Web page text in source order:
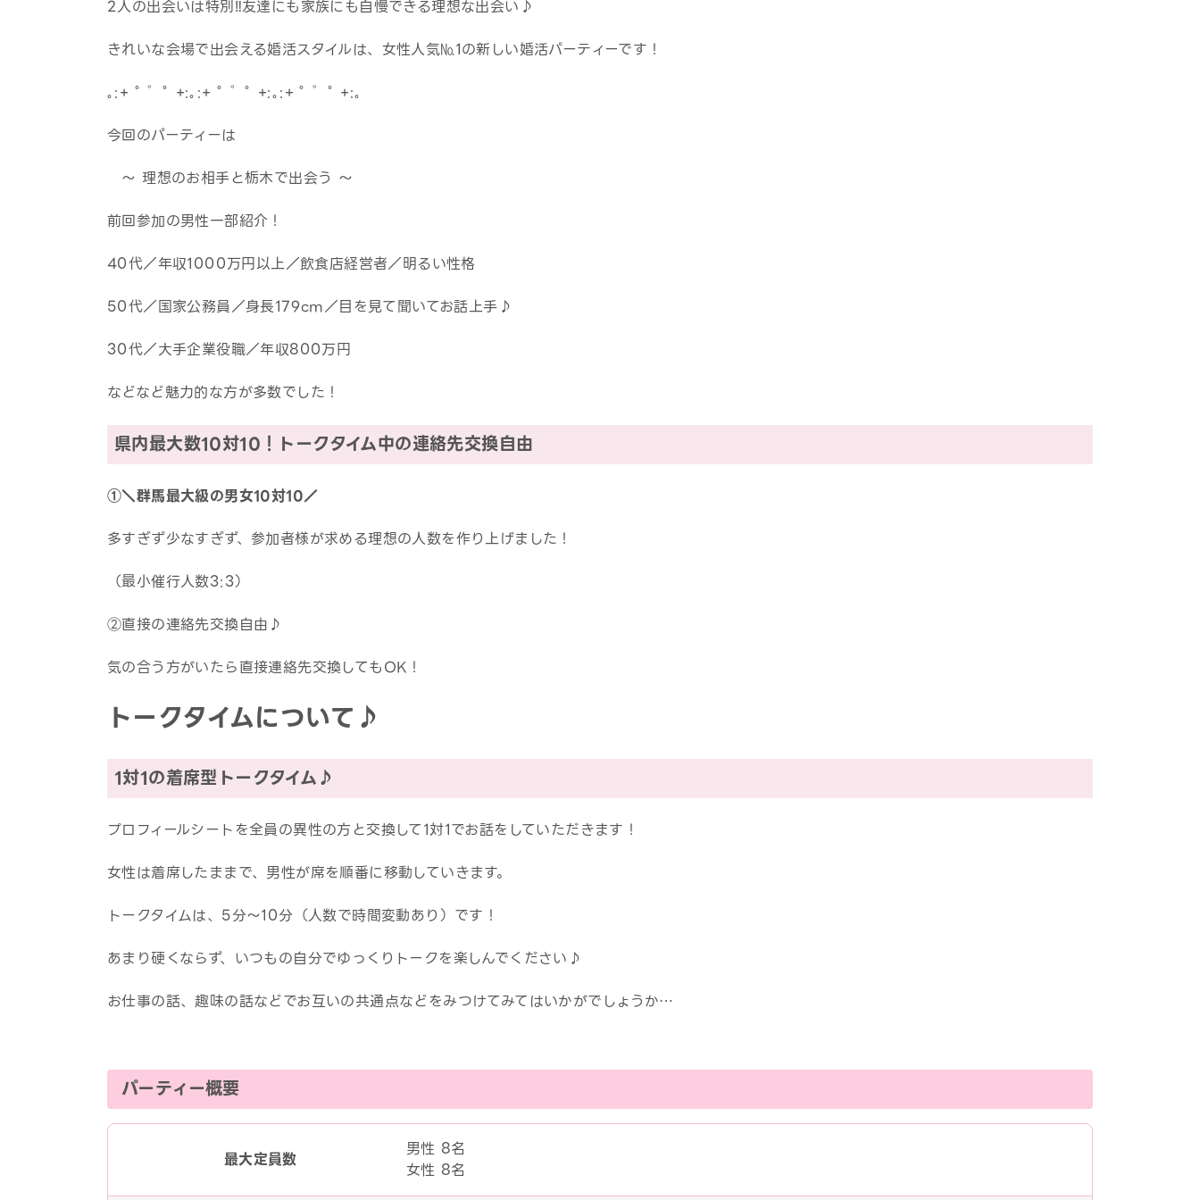
2人の出会いは特別‼友達にも家族にも自慢できる理想な出会い♪
きれいな会場で出会える婚活スタイルは、女性人気№1の新しい婚活パーティーです！
｡:+ ﾟ ゜ﾟ +:｡:+ ﾟ ゜ﾟ +:｡:+ ﾟ ゜ﾟ +:｡
今回のパーティーは
～ 理想のお相手と栃木で出会う ～
前回参加の男性一部紹介！
40代／年収1000万円以上／飲食店経営者／明るい性格
50代／国家公務員／身長179cm／目を見て聞いてお話上手♪
30代／大手企業役職／年収800万円
などなど魅力的な方が多数でした！
県内最大数10対10！トークタイム中の連絡先交換自由
①＼群馬最大級の男女10対10／
多すぎず少なすぎず、参加者様が求める理想の人数を作り上げました！
（最小催行人数3:3）
②直接の連絡先交換自由♪
気の合う方がいたら直接連絡先交換してもOK！
トークタイムについて♪
1対1の着席型トークタイム♪
プロフィールシートを全員の異性の方と交換して1対1でお話をしていただきます！
女性は着席したままで、男性が席を順番に移動していきます。
トークタイムは、5分～10分（人数で時間変動あり）です！
あまり硬くならず、いつもの自分でゆっくりトークを楽しんでください♪
お仕事の話、趣味の話などでお互いの共通点などをみつけてみてはいかがでしょうか…
パーティー概要
最大定員数
男性 8名
女性 8名